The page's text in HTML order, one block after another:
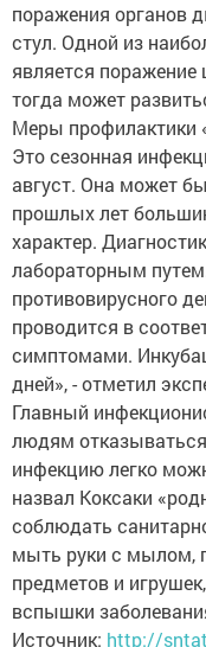
поражения органов
стул. Одной из
является
тогда может
Меры профилактики
Это сезонная
август. Она может
прошлых лет
характер.
лабораторным
противовирусного
проводится в
симптомами.
дней», - отметил
Главный
людям
инфекцию легко
назвал Коксаки
соблюдать
мыть руки с мылом,
предметов и
вспышки
Источник: http://